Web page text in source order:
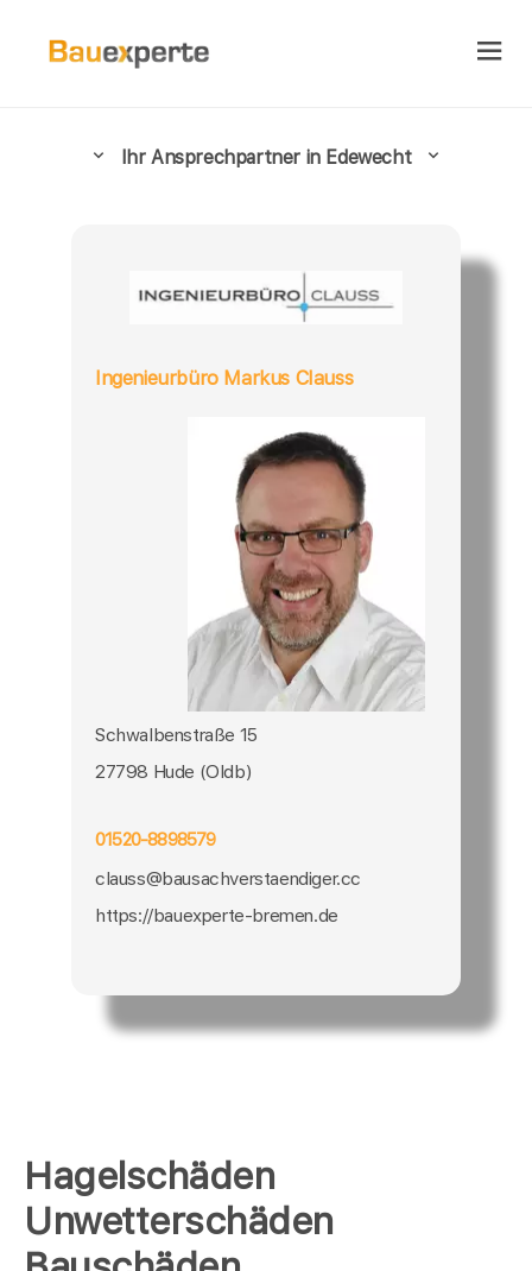
Hagelschäden
Unwetterschäden
Ihr Ansprechpartner in Edewecht
Ingenieurbüro Markus Clauss
Schwalbenstraße 15
27798 Hude (Oldb)
01520-8898579
clauss@bausachverstaendiger.cc
https://bauexperte-bremen.de